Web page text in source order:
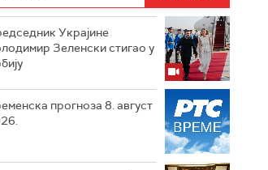
Украјине
Зеленски стигао у
прогноза 8. август